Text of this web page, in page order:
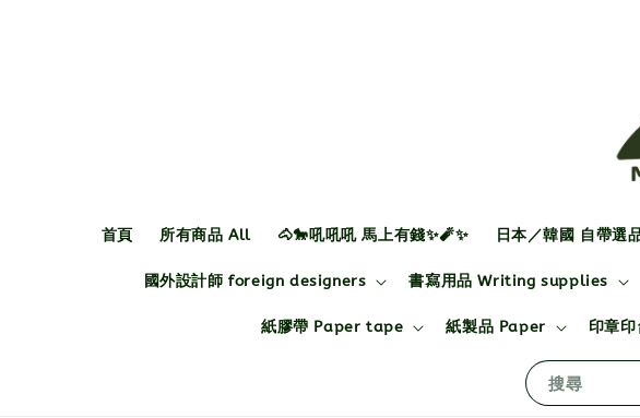
搜尋
首頁 所有商品 All 🐴🐎吼吼吼 馬上有錢✨🧨✨ 日本／韓國 自帶選
國外設計師 foreign designers 書寫用品 Writing supplies
紙膠帶 Paper tape 紙製品 Paper 印章